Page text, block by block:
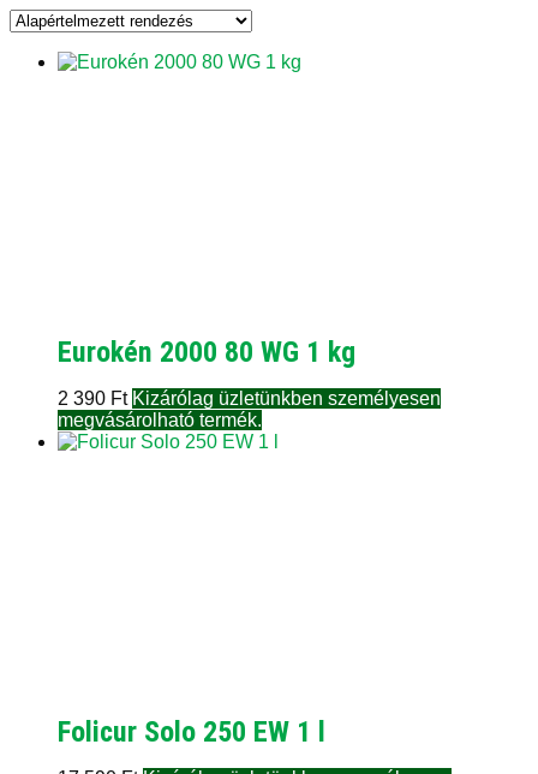
Eurokén 2000 80 WG 1 kg
2 390 Ft Kizárólag üzletünkben személyesen
megvásárolható termék.
Folicur Solo 250 EW 1 l